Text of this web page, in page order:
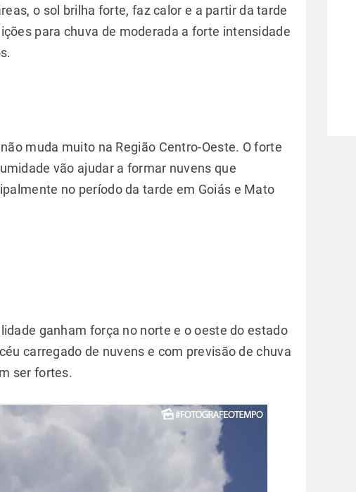
o sol brilha forte, faz calor e a partir da tarde
para chuva de moderada a forte intensidade
muda muito na Região Centro-Oeste. O forte
vão ajudar a formar nuvens que
no período da tarde em Goiás e Mato
ganham força no norte e o oeste do estado
carregado de nuvens e com previsão de chuva
ser fortes.